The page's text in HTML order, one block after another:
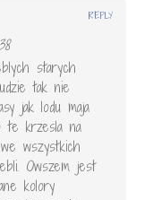
starych
tak nie
jak lodu maja
te krzesla na
wszystkich
Owszem jest
kolory
REPLY